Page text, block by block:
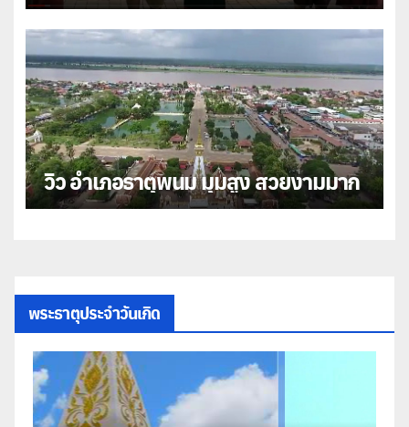
วิว อำเภอธาตุพนม มุมสูง สวยงามมาก
พระธาตุประจำวันเกิด